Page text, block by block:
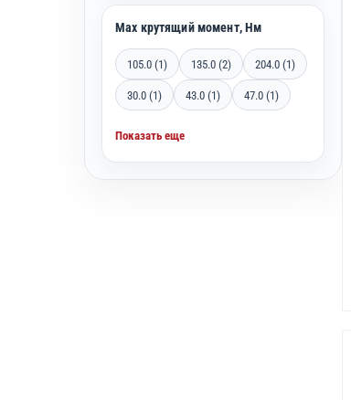
Max крутящий момент, Нм
105.0 (1) 135.0 (2) 204.0 (1)
30.0 (1) 43.0 (1) 47.0 (1)
Показать еще